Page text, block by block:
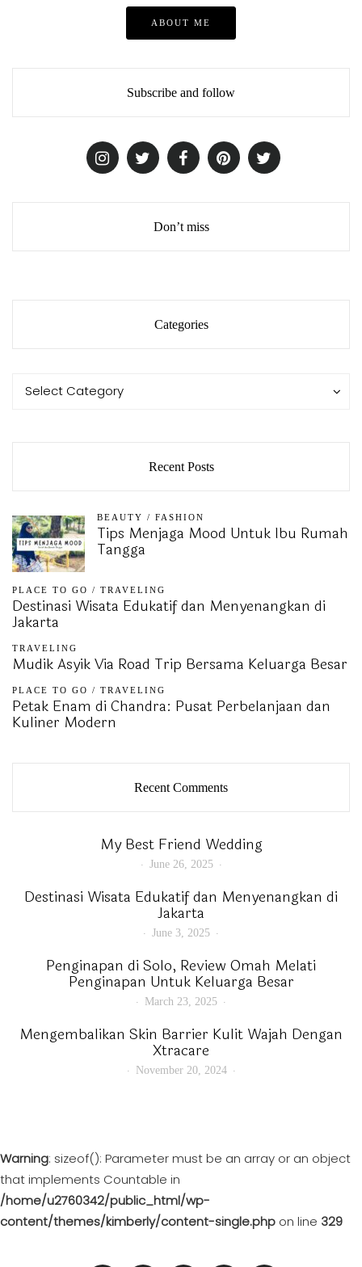
ABOUT ME
Subscribe and follow
Don’t miss
Categories
Categories
Select Category
Categories
Recent Posts
BEAUTY / FASHION
Tips Menjaga Mood Untuk Ibu Rumah
Tangga
PLACE TO GO / TRAVELING
Destinasi Wisata Edukatif dan Menyenangkan di
Jakarta
TRAVELING
Mudik Asyik Via Road Trip Bersama Keluarga Besar
PLACE TO GO / TRAVELING
Petak Enam di Chandra: Pusat Perbelanjaan dan
Kuliner Modern
Recent Comments
My Best Friend Wedding
June 26, 2025
Destinasi Wisata Edukatif dan Menyenangkan di
Jakarta
June 3, 2025
Penginapan di Solo, Review Omah Melati
Penginapan Untuk Keluarga Besar
March 23, 2025
Mengembalikan Skin Barrier Kulit Wajah Dengan
Xtracare
November 20, 2024
Warning: sizeof(): Parameter must be an array or an object
that implements Countable in
/home/u2760342/public_html/wp-
content/themes/kimberly/content-single.php on line 329